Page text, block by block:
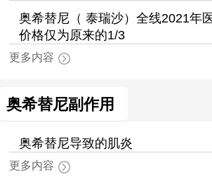
奥希替尼（ 泰瑞沙）全线2021年
价格仅为原来的1/3
更多内容
奥希替尼副作用
奥希替尼导致的肌炎
更多内容